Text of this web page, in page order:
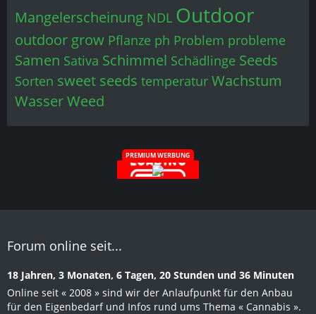
Mangelerscheinung NDL Outdoor
outdoor grow Pflanze ph Problem probleme
Samen Sativa Schimmel Schädlinge Seeds
Sorten sweet seeds temperatur Wachstum
WasserWeed
PREMIUM WERBUNG
Forum online seit...
18 Jahren, 3 Monaten, 6 Tagen, 20 Stunden und 36 Minuten
Online seit « 2008 » sind wir der Anlaufpunkt für den Anbau
für den Eigenbedarf und Infos rund ums Thema « Cannabis ».